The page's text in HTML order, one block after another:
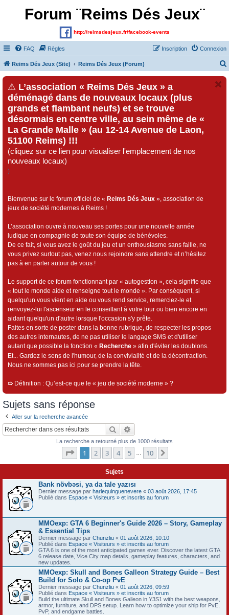
Forum ¨Reims Dés Jeux¨
http://reimsdesjeux.fr/facebook-events
FAQ Règles Connexion
Inscription
Reims Dés Jeux (Site) Reims Dés Jeux (Forum)
⚠ L’association « Reims Dés Jeux » a
déménagé dans de nouveaux locaux (plus
grands et flambant neufs) et se trouve
désormais en centre ville, au sein même de «
La Grande Malle » (au 12-14 Avenue de Laon,
51100 Reims) !!!
(cliquez sur ce lien pour visualiser l'emplacement de nos
nouveaux locaux)
)
Bienvenue sur le forum officiel de « Reims Dés Jeux », association de
jeux de société modernes à Reims !
L’association ouvre à nouveau ses portes pour une nouvelle année
ludique en compagnie de toute son équipe de bénévoles.
De ce fait, si vous avez le goût du jeu et un enthousiasme sans faille, ne
vous privez surtout pas, venez nous rejoindre sans attendre et n’hésitez
pas à en parler autour de vous !
Le support de ce forum fonctionnant par « autogestion », cela signifie que
« tout le monde aide et renseigne tout le monde ». Par conséquent, si
quelqu'un vous vient en aide ou vous rend service, remerciez-le et
renvoyez-lui l'ascenseur en le conseillant à votre tour ou bien encore en
aidant quelqu'un d'autre lorsque l'occasion s'y prête.
Faites en sorte de poster dans la bonne rubrique, de respecter les propos
des autres internautes, de ne pas utiliser le langage SMS et d'utiliser
autant que possible la fonction « Recherche » afin d'éviter les doublons.
Et... Gardez le sens de l'humour, de la convivialité et de la décontraction.
Nous ne sommes pas ici pour se prendre la tête.
➯ Définition : Qu’est-ce que le « jeu de société moderne » ?
Sujets sans réponse
Aller sur la recherche avancée
Rechercher
La recherche a retourné plus de 1000 résultats
Page sur10
1 2 3 4 5 10
Sujets
Bank növbəsi, ya da tale yazısı
Dernier message par harlequinguenevere « 03 août 2026, 17:45
Publié dans Espace « Visiteurs » et inscrits au forum
MMOexp: GTA 6 Beginner's Guide 2026 – Story, Gameplay
& Essential Tips
Dernier message par Chunzliu « 01 août 2026, 10:10
Publié dans Espace « Visiteurs » et inscrits au forum
GTA 6 is one of the most anticipated games ever. Discover the latest GTA
6 release date, Vice City map details, gameplay features, characters, and
new updates.
MMOexp: Skull and Bones Galleon Strategy Guide – Best
Build for Solo & Co-op PvE
Dernier message par Chunzliu « 01 août 2026, 09:59
Publié dans Espace « Visiteurs » et inscrits au forum
Build the ultimate Skull and Bones Galleon in Y3S1 with the best weapons,
armor, furniture, and DPS setup. Learn how to optimize your ship for PvE,
PvP, and endgame battles.